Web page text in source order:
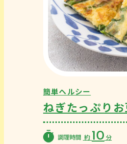
簡単ヘルシー
ねぎたっぷり
調理時間 約 10 分